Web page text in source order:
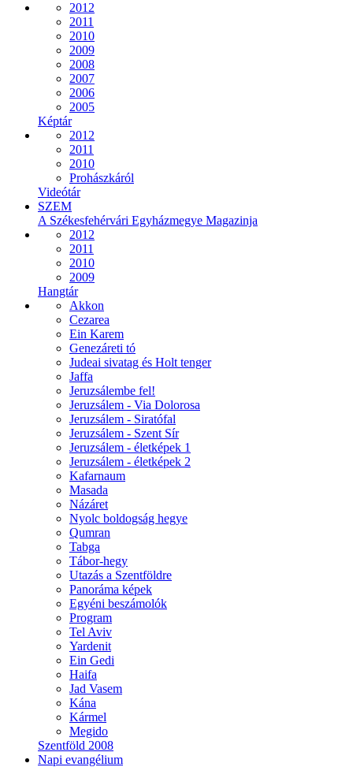
2012
2011
2010
2009
2008
2007
2006
2005
Képtár
2012
2011
2010
Prohászkáról
Videótár
SZEM
A Székesfehérvári Egyházmegye Magazinja
2012
2011
2010
2009
Hangtár
Akkon
Cezarea
Ein Karem
Genezáreti tó
Judeai sivatag és Holt tenger
Jaffa
Jeruzsálembe fel!
Jeruzsálem - Via Dolorosa
Jeruzsálem - Siratófal
Jeruzsálem - Szent Sír
Jeruzsálem - életképek 1
Jeruzsálem - életképek 2
Kafarnaum
Masada
Názáret
Nyolc boldogság hegye
Qumran
Tabga
Tábor-hegy
Utazás a Szentföldre
Panoráma képek
Egyéni beszámolók
Program
Tel Aviv
Yardenit
Ein Gedi
Haifa
Jad Vasem
Kána
Kármel
Megido
Szentföld 2008
Napi evangélium